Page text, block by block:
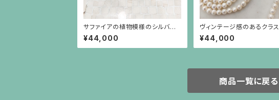
サファイアの植物模様のシルバー
リング
¥44,000
ヴィンテージ感のあるクラ
パール3連ネックレス
¥44,000
商品一覧に戻る